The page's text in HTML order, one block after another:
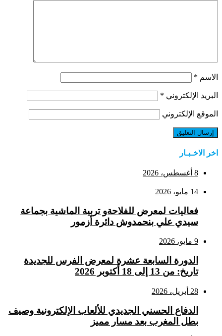
الاسم *
البريد الإلكتروني *
الموقع الإلكتروني
اخر الاخـبـار
8 أغسطس، 2026
14 مايو، 2026
فعاليات لمعرض للفلاحةو تربية الماشية بجماعة
سيدي علي بنحمدوش دائرة أزمور
9 مايو، 2026
الدورة السابعة عشرة لمعرض الفرس للجديدة
تاريخ: من 13 إلى 18 أكتوبر 2026
28 أبريل، 2026
الدفاع الحسني الجديدي للألعاب الإلكترونية وصيف
بطل المغرب بعد مسار مميز